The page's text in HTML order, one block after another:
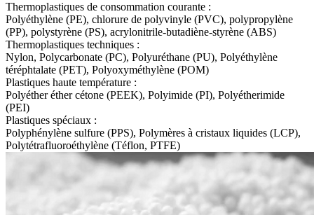
Thermoplastiques de consommation courante :
Polyéthylène (PE), chlorure de polyvinyle (PVC), polypropylène
(PP), polystyrène (PS), acrylonitrile-butadiène-styrène (ABS)
Thermoplastiques techniques :
Nylon, Polycarbonate (PC), Polyuréthane (PU), Polyéthylène
téréphtalate (PET), Polyoxyméthylène (POM)
Plastiques haute température :
Polyéther éther cétone (PEEK), Polyimide (PI), Polyétherimide
(PEI)
Plastiques spéciaux :
Polyphénylène sulfure (PPS), Polymères à cristaux liquides (LCP),
Polytétrafluoroéthylène (Téflon, PTFE)